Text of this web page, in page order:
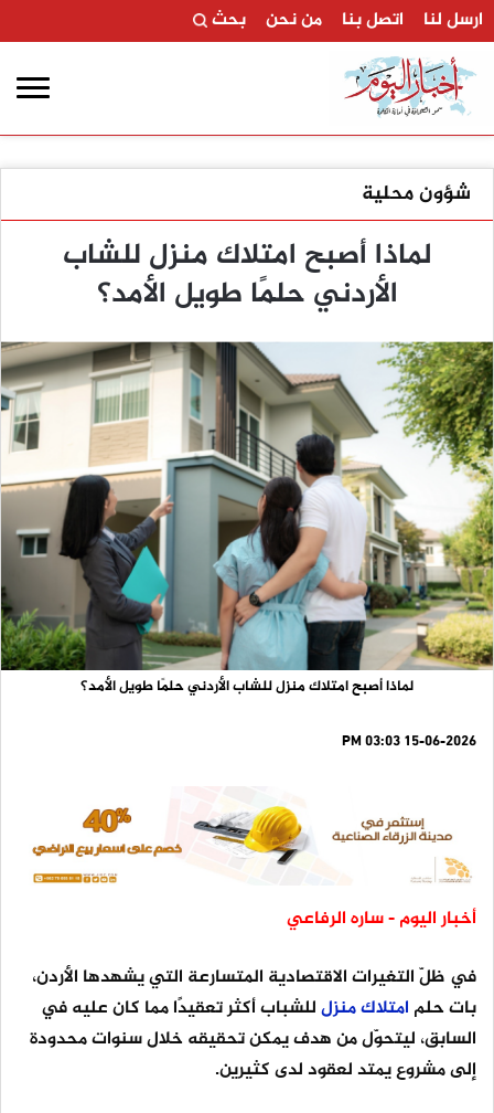
ارسل لنا اتصل بنا من نحن بحث
شؤون محلية
لماذا أصبح امتلاك منزل للشاب
الأردني حلمًا طويل الأمد؟
لماذا أصبح امتلاك منزل للشاب الأردني حلمًا طويل الأمد؟
15-06-2026 03:03 PM
أخبار اليوم - ساره الرفاعي
في ظلّ التغيرات الاقتصادية المتسارعة التي يشهدها الأردن،
بات حلم امتلاكمنزلللشباب أكثر تعقيدًا مما كان عليه في
السابق، ليتحوّل من هدف يمكن تحقيقه خلال سنوات محدودة
إلى مشروع يمتد لعقود لدى كثيرين.